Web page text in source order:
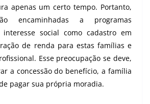
apenas um certo tempo. Portanto,
encaminhadas a programas
social como cadastro em
de renda para estas famílias e
Esse preocupação se deve,
a concessão do benefício, a família
pagar sua própria moradia.